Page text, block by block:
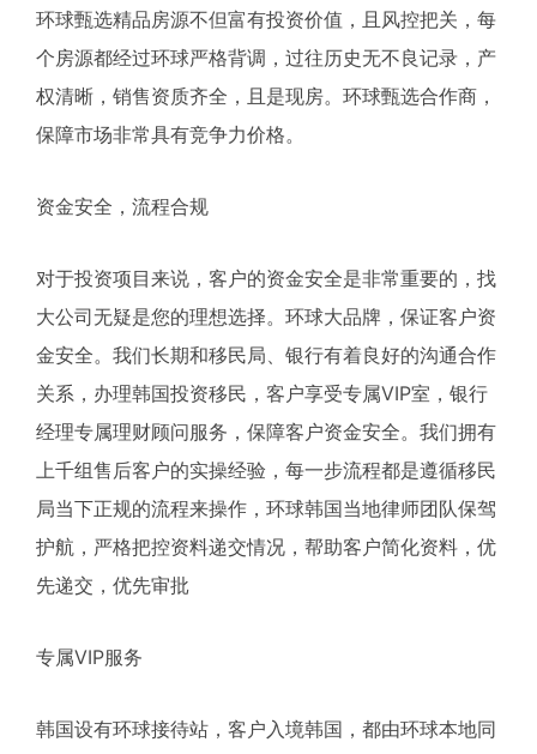
环球甄选精品房源不但富有投资价值，且风控把关，每
个房源都经过环球严格背调，过往历史无不良记录，产
权清晰，销售资质齐全，且是现房。环球甄选合作商，
保障市场非常具有竞争力价格。
资金安全，流程合规
对于投资项目来说，客户的资金安全是非常重要的，找
大公司无疑是您的理想选择。环球大品牌，保证客户资
金安全。我们长期和移民局、银行有着良好的沟通合作
关系，办理韩国投资移民，客户享受专属VIP室，银行
经理专属理财顾问服务，保障客户资金安全。我们拥有
上千组售后客户的实操经验，每一步流程都是遵循移民
局当下正规的流程来操作，环球韩国当地律师团队保驾
护航，严格把控资料递交情况，帮助客户简化资料，优
先递交，优先审批
专属VIP服务
韩国设有环球接待站，客户入境韩国，都由环球本地同